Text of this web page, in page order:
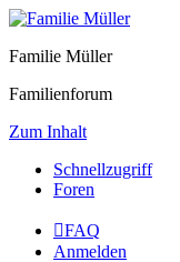
Familie Müller
Familienforum
Zum Inhalt
Schnellzugriff
Foren
FAQ
Anmelden